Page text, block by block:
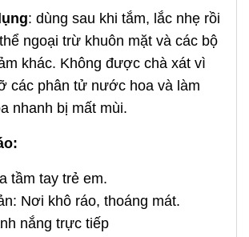
: dùng sau khi tắm, lắc nhẹ rồi
ngoại trừ khuôn mặt và các bộ
khác. Không được chà xát vì
các phân tử nước hoa và làm
nhanh bị mất mùi.
tầm tay trẻ em.
Nơi khô ráo, thoáng mát.
nắng trực tiếp